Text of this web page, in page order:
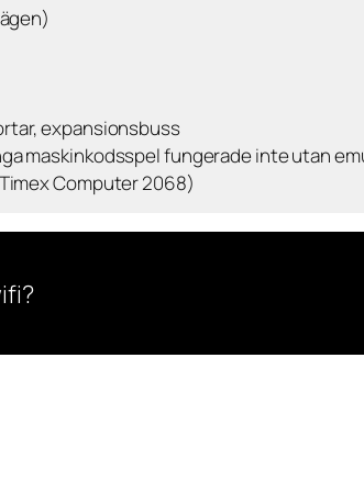
expansionsbuss
maskinkodsspel fungerade inte utan
Computer 2068)